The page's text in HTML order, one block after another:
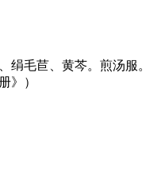
绢毛苣、黄芩。煎汤服。
》）